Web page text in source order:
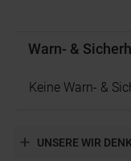
Warn- &
Keine Warn- &
UNSERE WIR